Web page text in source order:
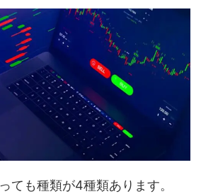
ても種類が4種類あります。